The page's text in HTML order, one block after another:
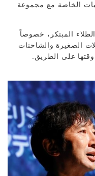
الخاصة مع مجموعة
المبتكر، خصوصاً
الصغيرة والشاحنات
على الطريق.